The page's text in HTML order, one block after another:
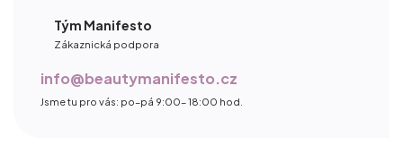
Tým Manifesto
Zákaznická podpora
info@beautymanifesto.cz
Jsme tu pro vás: po–pá 9:00– 18:00 hod.